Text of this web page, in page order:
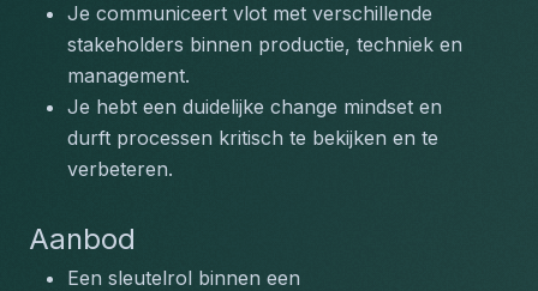
Je communiceert vlot met verschillende
stakeholders binnen productie, techniek en
management.
Je hebt een duidelijke change mindset en
durft processen kritisch te bekijken en te
verbeteren.
Aanbod
Een sleutelrol binnen een